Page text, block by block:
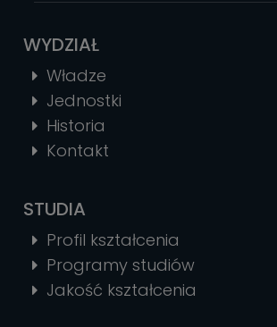
WYDZIAŁ
Władze
Jednostki
Historia
Kontakt
STUDIA
Profil kształcenia
Programy studiów
Jakość kształcenia